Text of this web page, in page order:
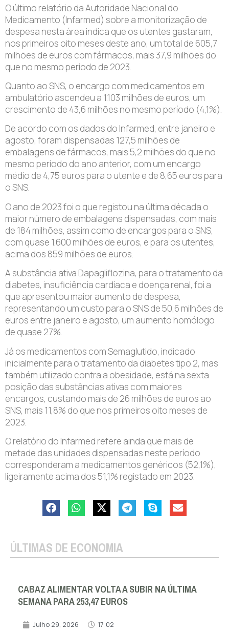
O último relatório da Autoridade Nacional do
Medicamento (Infarmed) sobre a monitorização de
despesa nesta área indica que os utentes gastaram,
nos primeiros oito meses deste ano, um total de 605,7
milhões de euros com fármacos, mais 37,9 milhões do
que no mesmo período de 2023.
Quanto ao SNS, o encargo com medicamentos em
ambulatório ascendeu a 1.103 milhões de euros, um
crescimento de 43,6 milhões no mesmo período (4,1%).
De acordo com os dados do Infarmed, entre janeiro e
agosto, foram dispensadas 127,5 milhões de
embalagens de fármacos, mais 5,2 milhões do que no
mesmo período do ano anterior, com um encargo
médio de 4,75 euros para o utente e de 8,65 euros para
o SNS.
O ano de 2023 foi o que registou na última década o
maior número de embalagens dispensadas, com mais
de 184 milhões, assim como de encargos para o SNS,
com quase 1.600 milhões de euros, e para os utentes,
acima dos 859 milhões de euros.
A substância ativa Dapagliflozina, para o tratamento da
diabetes, insuficiência cardíaca e doença renal, foi a
que apresentou maior aumento de despesa,
representando um custo para o SNS de 50,6 milhões de
euros entre janeiro e agosto, um aumento homólogo
de quase 27%.
Já os medicamentos com Semaglutido, indicado
inicialmente para o tratamento da diabetes tipo 2, mas
também utilizado contra a obesidade, está na sexta
posição das substâncias ativas com maiores
encargos, custando mais de 26 milhões de euros ao
SNS, mais 11,8% do que nos primeiros oito meses de
2023.
O relatório do Infarmed refere ainda que mais de
metade das unidades dispensadas neste período
corresponderam a medicamentos genéricos (52,1%),
ligeiramente acima dos 51,1% registado em 2023.
ÚLTIMAS DE ECONOMIA
CABAZ ALIMENTAR VOLTA A SUBIR NA ÚLTIMA
SEMANA PARA 253,47 EUROS
Julho 29, 2026 17:02